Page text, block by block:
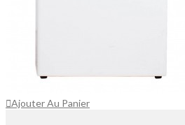
Ajouter Au Panier